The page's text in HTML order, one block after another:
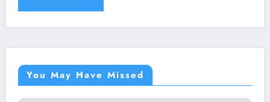
You May Have Missed